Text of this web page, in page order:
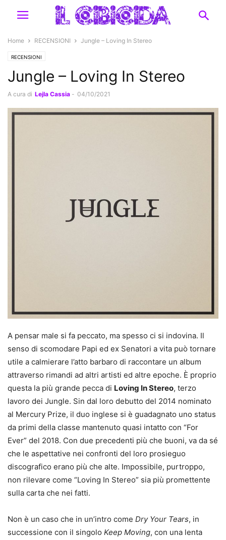
Home RECENSIONI Jungle – Loving In Stereo
RECENSIONI
Jungle – Loving In Stereo
A cura di Lejla Cassia - 04/10/2021
A pensar male si fa peccato, ma spesso ci si indovina. Il
senso di scomodare Papi ed ex Senatori a vita può tornare
utile a calmierare l’atto barbaro di raccontare un album
attraverso rimandi ad altri artisti ed altre epoche. È proprio
questa la più grande pecca di Loving In Stereo, terzo
lavoro dei Jungle. Sin dal loro debutto del 2014 nominato
al Mercury Prize, il duo inglese si è guadagnato uno status
da primi della classe mantenuto quasi intatto con “For
Ever” del 2018. Con due precedenti più che buoni, va da sé
che le aspettative nei confronti del loro prosieguo
discografico erano più che alte. Impossibile, purtroppo,
non rilevare come “Loving In Stereo” sia più promettente
sulla carta che nei fatti.
Non è un caso che in un’intro come Dry Your Tears, in
successione con il singolo Keep Moving, con una lenta